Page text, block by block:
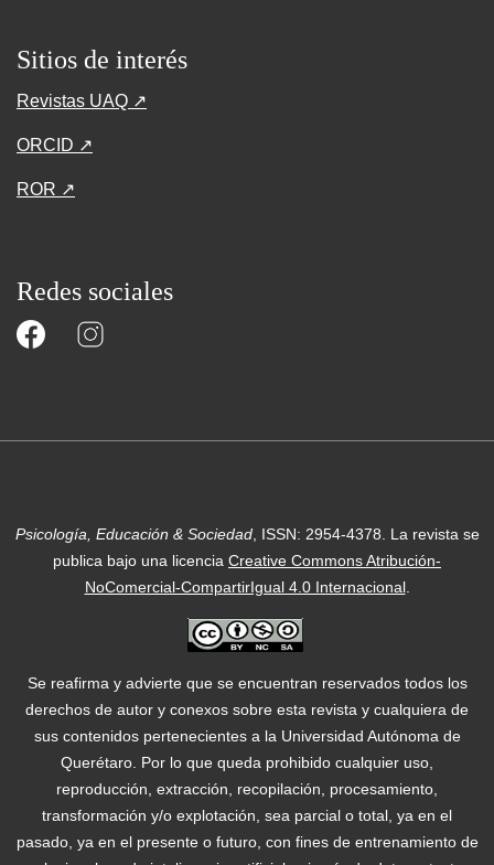
Sitios de interés
Revistas UAQ ↗
ORCID ↗
ROR ↗
Redes sociales
Psicología, Educación & Sociedad, ISSN: 2954-4378. La revista se
publica bajo una licencia Creative Commons Atribución-
NoComercial-CompartirIgual 4.0 Internacional.
Se reafirma y advierte que se encuentran reservados todos los
derechos de autor y conexos sobre esta revista y cualquiera de
sus contenidos pertenecientes a la Universidad Autónoma de
Querétaro. Por lo que queda prohibido cualquier uso,
reproducción, extracción, recopilación, procesamiento,
transformación y/o explotación, sea parcial o total, ya en el
pasado, ya en el presente o futuro, con fines de entrenamiento de